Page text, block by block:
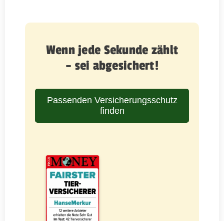
Wenn jede Sekunde zählt
– sei abgesichert!
Passenden Versicherungsschutz
finden